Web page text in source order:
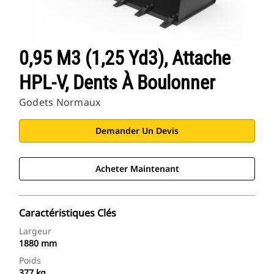
0,95 M3 (1,25 Yd3), Attache
HPL-V, Dents À Boulonner
Godets Normaux
Demander Un Devis
Acheter Maintenant
Caractéristiques Clés
Largeur
1880 mm
Poids